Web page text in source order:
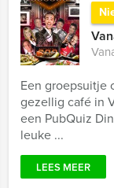
Een groepsuitje
gezellig café in
een PubQuiz
leuke ...
LEES MEER